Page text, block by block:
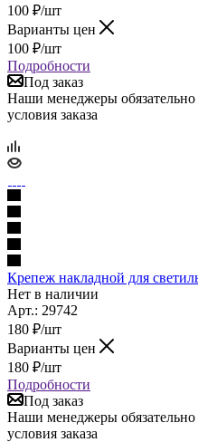
100 ₽/шт
Варианты цен
100 ₽/шт
Подробности
Под заказ
Наши менеджеры обязательно
условия заказа
Крепеж накладной для
Нет в наличии
Арт.: 29742
180 ₽/шт
Варианты цен
180 ₽/шт
Подробности
Под заказ
Наши менеджеры обязательно
условия заказа